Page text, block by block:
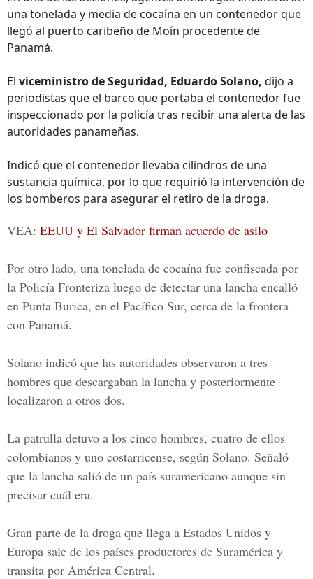
una tonelada y media de cocaína en un contenedor que
llegó al puerto caribeño de Moín procedente de
Panamá.
El viceministro de Seguridad, Eduardo Solano, dijo a
periodistas que el barco que portaba el contenedor fue
inspeccionado por la policía tras recibir una alerta de las
autoridades panameñas.
Indicó que el contenedor llevaba cilindros de una
sustancia química, por lo que requirió la intervención de
los bomberos para asegurar el retiro de la droga.
VEA: EEUU y El Salvador firman acuerdo de asilo
Por otro lado, una tonelada de cocaína fue confiscada por
la Policía Fronteriza luego de detectar una lancha encalló
en Punta Burica, en el Pacífico Sur, cerca de la frontera
con Panamá.
Solano indicó que las autoridades observaron a tres
hombres que descargaban la lancha y posteriormente
localizaron a otros dos.
La patrulla detuvo a los cinco hombres, cuatro de ellos
colombianos y uno costarricense, según Solano. Señaló
que la lancha salió de un país suramericano aunque sin
precisar cuál era.
Gran parte de la droga que llega a Estados Unidos y
Europa sale de los países productores de Suramérica y
transita por América Central.